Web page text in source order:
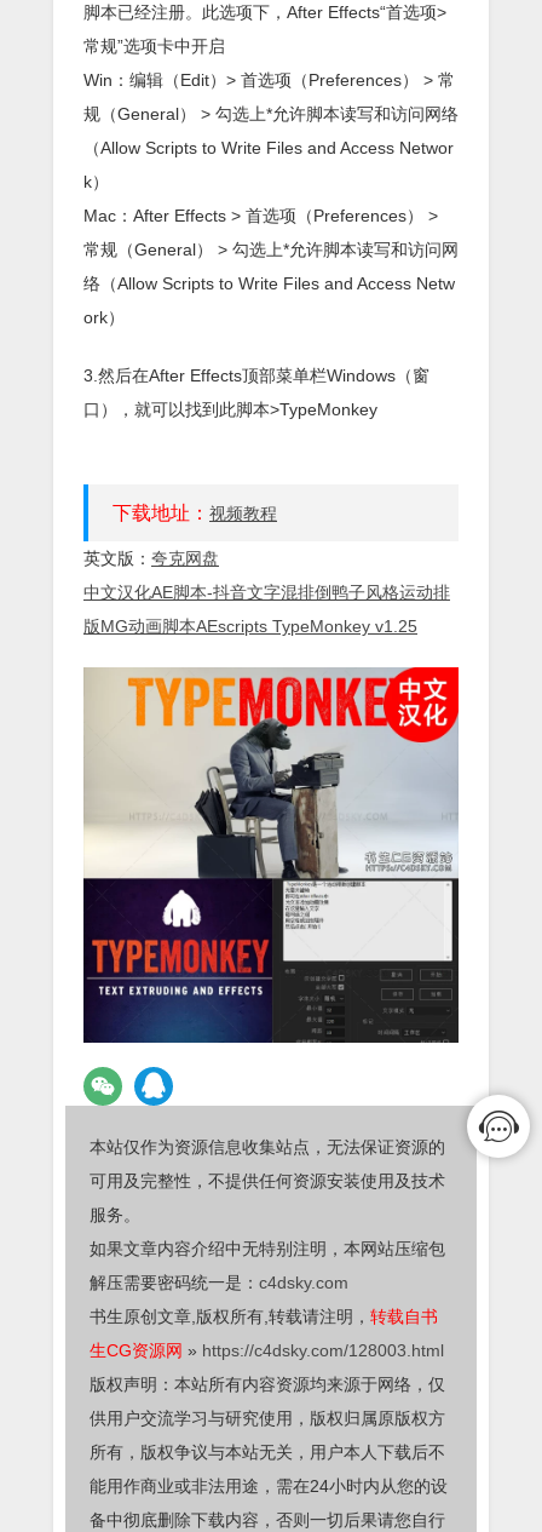
脚本已经注册。此选项下，After Effects“首选项>
常规”选项卡中开启
Win：编辑（Edit）> 首选项（Preferences） > 常
规（General） > 勾选上*允许脚本读写和访问网络
（Allow Scripts to Write Files and Access Networ
k）
Mac：After Effects > 首选项（Preferences） >
常规（General） > 勾选上*允许脚本读写和访问网
络（Allow Scripts to Write Files and Access Netw
ork）
3.然后在After Effects顶部菜单栏Windows（窗
口），就可以找到此脚本>TypeMonkey
下载地址： 视频教程
英文版： 夸克网盘
中文汉化AE脚本-抖音文字混排倒鸭子风格运动排
版MG动画脚本AEscripts TypeMonkey v1.25
本站仅作为资源信息收集站点，无法保证资源的
可用及完整性，不提供任何资源安装使用及技术
服务。
如果文章内容介绍中无特别注明，本网站压缩包
解压需要密码统一是： c4dsky.com
书生原创文章,版权所有,转载请注明， 转载自书
生CG资源网 » https://c4dsky.com/128003.html
版权声明：本站所有内容资源均来源于网络，仅
供用户交流学习与研究使用，版权归属原版权方
所有，版权争议与本站无关，用户本人下载后不
能用作商业或非法用途，需在24小时内从您的设
备中彻底删除下载内容，否则一切后果请您自行